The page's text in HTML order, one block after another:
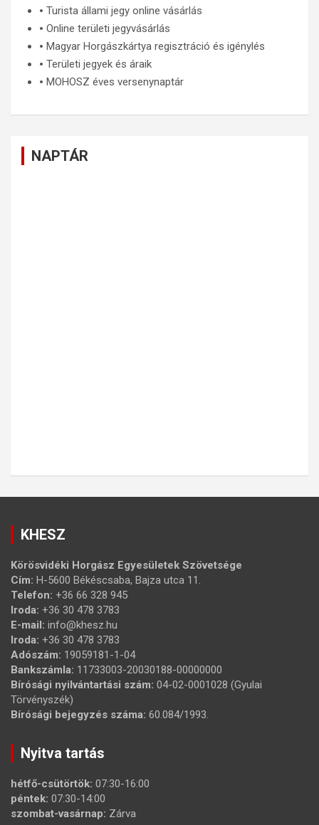
🞄 Turista állami jegy online vásárlás
🞄 Online területi jegyvásárlás
🞄 Magyar Horgászkártya regisztráció és igénylés
🞄 Területi jegyek és áraik
🞄 MOHOSZ éves versenynaptár
NAPTÁR
KHESZ
Körösvidéki Horgász Egyesületek Szövetsége
Cím: H-5600 Békéscsaba, Bajza utca 11.
Telefon: +36 66 328 945
Iroda: +36 30 478 3783
E-mail: info@khesz.hu
Iroda: +36 30 478 3783
Adószám: 19059181-1-04
Bankszámla: 11733003-20030188-00000000
Bírósági nyilvántartási szám: 04-02-0001028 (Gyulai
Törvényszék)
Bírósági bejegyzés száma: 60.084/1993.
Nyitva tartás
hétfő-csütörtök: 07:30-16:00
péntek: 07:30-14:00
szombat-vasárnap: Zárva